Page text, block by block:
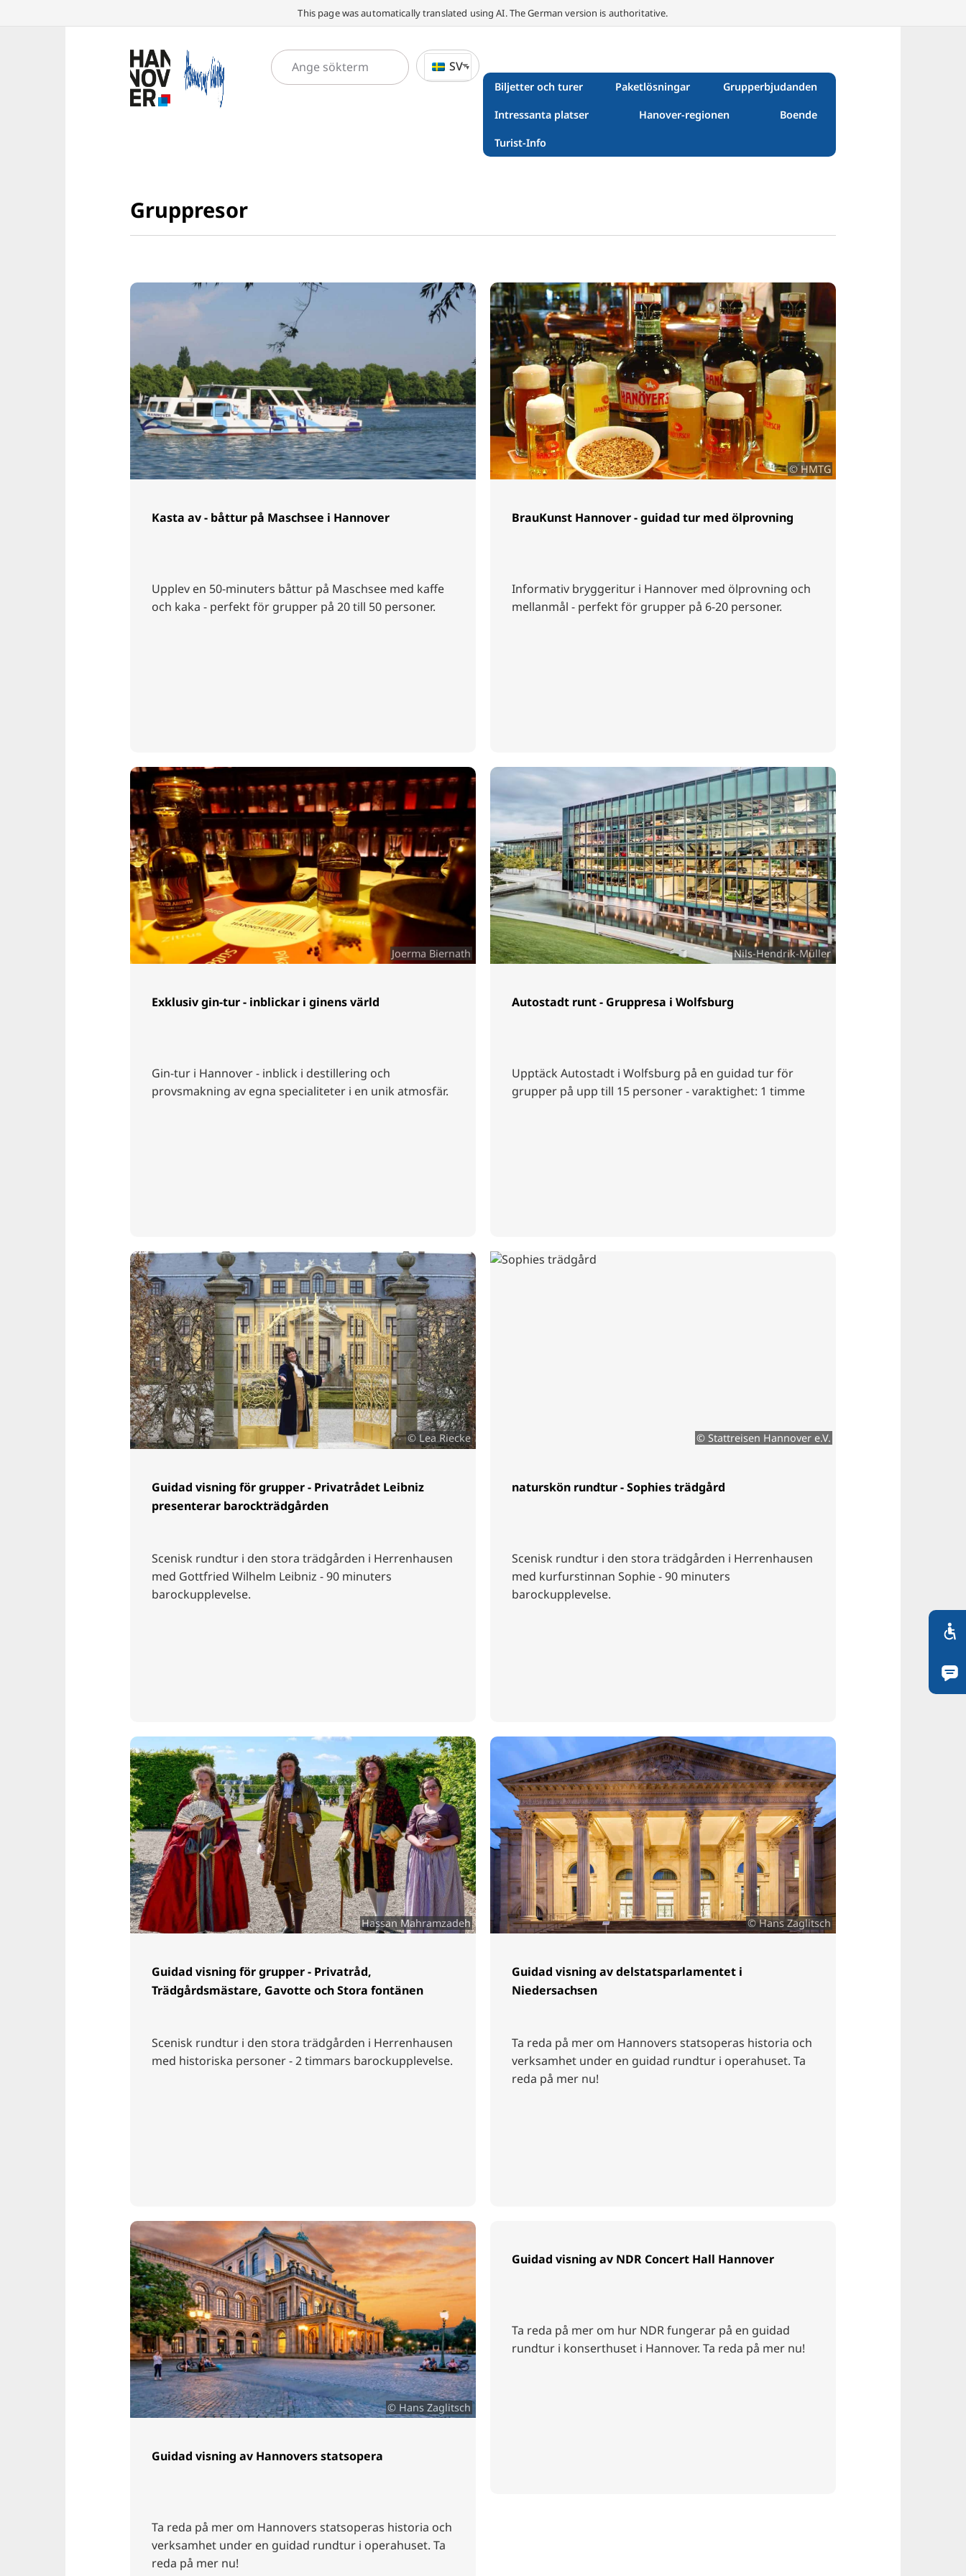
This page was automatically translated using AI. The German version is authoritative.
SV
Biljetter och turer Paketlösningar Grupperbjudanden
Intressanta platser Hanover-regionen Boende
Turist-Info
Gruppresor
Kasta av - båttur på Maschsee i Hannover
Upplev en 50-minuters båttur på Maschsee med kaffe
och kaka - perfekt för grupper på 20 till 50 personer.
© HMTG
BrauKunst Hannover - guidad tur med ölprovning
Informativ bryggeritur i Hannover med ölprovning och
mellanmål - perfekt för grupper på 6-20 personer.
Joerma Biernath
Exklusiv gin-tur - inblickar i ginens värld
Gin-tur i Hannover - inblick i destillering och
provsmakning av egna specialiteter i en unik atmosfär.
Nils-Hendrik-Müller
Autostadt runt - Gruppresa i Wolfsburg
Upptäck Autostadt i Wolfsburg på en guidad tur för
grupper på upp till 15 personer - varaktighet: 1 timme
© Lea Riecke
Guidad visning för grupper - Privatrådet Leibniz
presenterar barockträdgården
Scenisk rundtur i den stora trädgården i Herrenhausen
med Gottfried Wilhelm Leibniz - 90 minuters
barockupplevelse.
© Stattreisen Hannover e.V.
naturskön rundtur - Sophies trädgård
Scenisk rundtur i den stora trädgården i Herrenhausen
med kurfurstinnan Sophie - 90 minuters
barockupplevelse.
Hassan Mahramzadeh
Guidad visning för grupper - Privatråd,
Trädgårdsmästare, Gavotte och Stora fontänen
Scenisk rundtur i den stora trädgården i Herrenhausen
med historiska personer - 2 timmars barockupplevelse.
© Hans Zaglitsch
Guidad visning av delstatsparlamentet i
Niedersachsen
Ta reda på mer om Hannovers statsoperas historia och
verksamhet under en guidad rundtur i operahuset. Ta
reda på mer nu!
© Hans Zaglitsch
Guidad visning av Hannovers statsopera
Ta reda på mer om Hannovers statsoperas historia och
verksamhet under en guidad rundtur i operahuset. Ta
reda på mer nu!
Guidad visning av NDR Concert Hall Hannover
Ta reda på mer om hur NDR fungerar på en guidad
rundtur i konserthuset i Hannover. Ta reda på mer nu!